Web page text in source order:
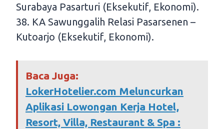
Surabaya Pasarturi (Eksekutif, Ekonomi).
38. KA Sawunggalih Relasi Pasarsenen –
Kutoarjo (Eksekutif, Ekonomi).
Baca Juga:
LokerHotelier.com Meluncurkan
Aplikasi Lowongan Kerja Hotel,
Resort, Villa, Restaurant & Spa :